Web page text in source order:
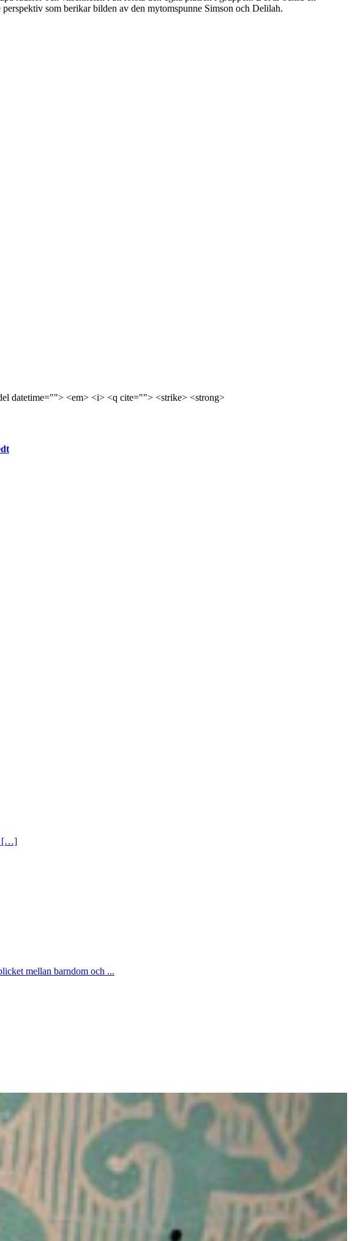
som berikar bilden av den mytomspunne Simson och Delilah.
datetime=""> <em> <i> <q cite=""> <strike> <strong>
[…]
mellan barndom och ...